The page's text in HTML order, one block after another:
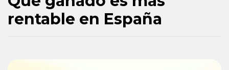
rentable en España